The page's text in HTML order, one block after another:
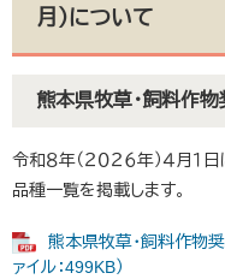
月）について
熊本県牧草・飼料作物
令和８年（２０２６年）４月
品種一覧を掲載します。
熊本県牧草・飼料作物奨
ァイル：499KB）